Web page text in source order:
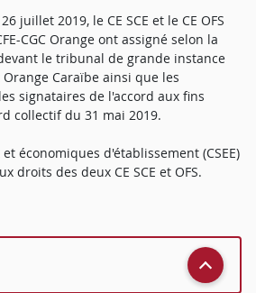
juillet 2019, le CE SCE et le CE OFS
CGC Orange ont assigné selon la
le tribunal de grande instance
Caraïbe ainsi que les
signataires de l'accord aux fins
collectif du 31 mai 2019.
économiques d'établissement (CSEE)
droits des deux CE SCE et OFS.